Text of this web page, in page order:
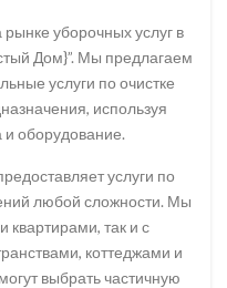
уборочных услуг в
Дом}”. Мы предлагаем
услуги по очистке
используя
оборудование.
услуги по
любой сложности. Мы
квартирами, так и с
коттеджами и
выбрать частичную